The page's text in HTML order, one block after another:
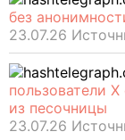
без
23.07.26
пользователи
из песочницы
23.07.26